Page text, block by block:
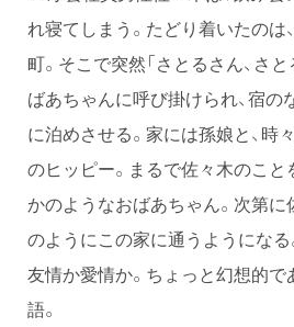
れ寝てしまう。たどり着いたのは
町。そこで突然「さとるさん、さ
ばあちゃんに呼び掛けられ、宿の
に泊めさせる。家には孫娘と、時
のヒッピー。まるで佐々木のこと
かのようなおばあちゃん。次第に
のようにこの家に通うようにな
友情か愛情か。ちょっと幻想的で
語。